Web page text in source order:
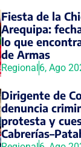
Fiesta de la
Arequipa:
lo que
de Armas
Regional 6, Ago
Dirigente de
denuncia
protesta y